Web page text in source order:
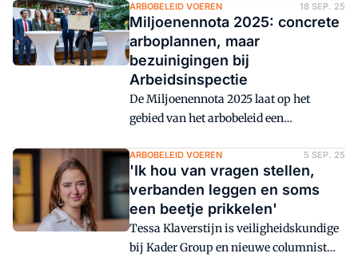
ervaring in verschillende functies en
rollen, schuwt hij de dialoog niet. Als
nieuwe columnist voor Arbo schrijft hij
onder meer over de verbinding tussen
management en praktijk.
ARBOBELEID VOEREN 18 SEP. 25
Miljoenennota 2025: concrete
arboplannen, maar
bezuinigingen bij
Arbeidsinspectie
De Miljoenennota 2025 laat op het
gebied van het arbobeleid een
meer uitvoering. Voor arboprofessionals
betekent dit concretere kaders en
regelgeving, met name rondom
beroepsziekten, re-integratie en RI&E.
Tegelijkertijd raken bezuinigingen ook
de Arbeidsinspectie, met mogelijke
ARBOBELEID VOEREN 5 SEP. 25
'Ik hou van vragen stellen,
verbanden leggen en soms
een beetje prikkelen'
Tessa Klaverstijn is veiligheidskundige
bij Kader Group en nieuwe columnist